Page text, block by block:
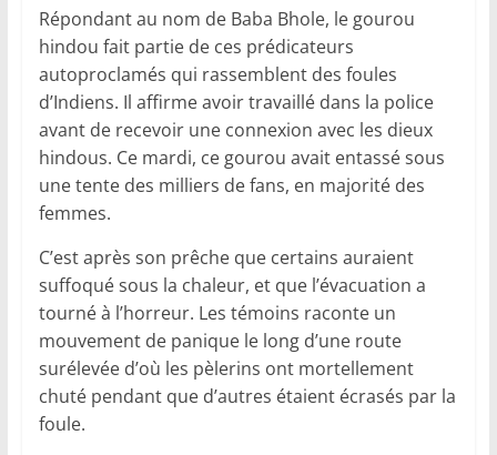
Répondant au nom de Baba Bhole, le gourou
hindou fait partie de ces prédicateurs
autoproclamés qui rassemblent des foules
d’Indiens. Il affirme avoir travaillé dans la police
avant de recevoir une connexion avec les dieux
hindous. Ce mardi, ce gourou avait entassé sous
une tente des milliers de fans, en majorité des
femmes.
C’est après son prêche que certains auraient
suffoqué sous la chaleur, et que l’évacuation a
tourné à l’horreur. Les témoins raconte un
mouvement de panique le long d’une route
surélevée d’où les pèlerins ont mortellement
chuté pendant que d’autres étaient écrasés par la
foule.